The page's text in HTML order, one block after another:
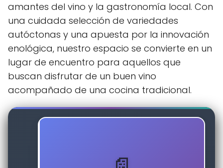
amantes del vino y la gastronomía local. Con
una cuidada selección de variedades
autóctonas y una apuesta por la innovación
enológica, nuestro espacio se convierte en un
lugar de encuentro para aquellos que
buscan disfrutar de un buen vino
acompañado de una cocina tradicional.